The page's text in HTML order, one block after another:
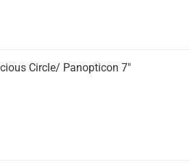
Circle/ Panopticon 7"